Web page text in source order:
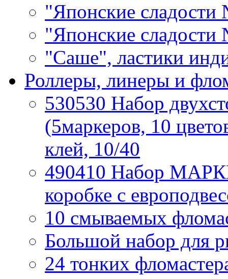
"Японские
"Японские
"Саше", ластики
Роллеры, линеры и
530530 Набор
(5маркеров, 10
клей, 10/40
490410 Набор
коробке с
10 смываемых
Большой набор для
24 тонких